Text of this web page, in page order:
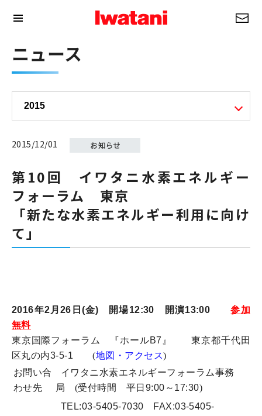
ニュース
2015/12/01
第10回 イワタニ水素エネルギー
フォーラム 東京
「新たな水素エネルギー利用に向け
て」
2016年2月26日(金) 開場12:30 開演13:00
参加
無料
東京国際フォーラム 『ホールB7 』 東京都千代田
区丸の内3-5-1 (地図・アクセス)
お問い合
わせ先
イワタニ水素エネルギーフォーラム事務
局 (受付時間 平日 9:00～17:30)
TEL:03-5405-7030 FAX:03-5405-